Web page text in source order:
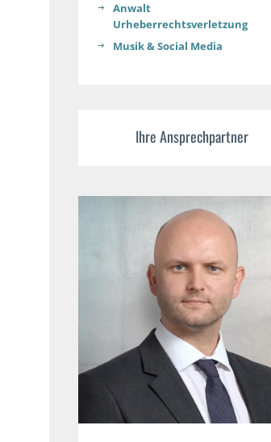
Anwalt
Urheberrechtsverletzung
Musik & Social Media
Ihre Ansprechpartner